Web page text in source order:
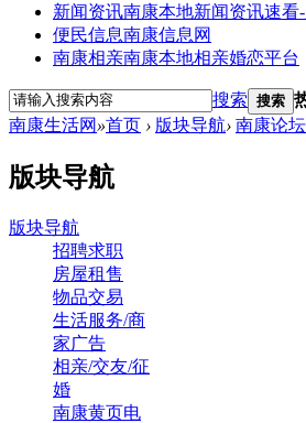
新闻资讯南康本地新闻资讯速看
便民信息南康信息网
南康相亲南康本地相亲婚恋平台
搜索 搜索
南康生活网 »首页 › 版块导航› 南康论
版块导航
版块导航
招聘求职
房屋租售
物品交易
生活服务/商
家广告
相亲/交友/征
婚
南康黄页电